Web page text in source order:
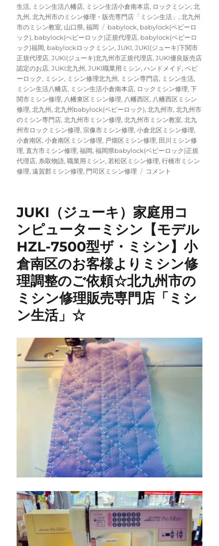
者 日:
ゴ
リ
ー
生活, ミシン生活八幡店, ミシン生活小倉南本店, ロックミシン,北
九州,北九州市のミシン修理・販売専門店「ミシン生活」,北九州
市のミシン教室, 山口県,福岡
タ
グ
babylock, babylock(ベビーロ
ック), babylock(べビーロック)正規代理店, babylock(ベビーロ
ック)福岡, babylockロックミシン,JUKI,JUKI(ジューキ)下関市
正規代理店,JUKI(ジューキ)北九州市正規代理店,JUKI優良販売店
認定のお店,JUKI北九州,JUKI職業用ミシン,ハンドメイド,ベビ
ーロック, ミシン, ミシン修理北九州, ミシン専門店, ミシン生活,
ミシン生活八幡店, ミシン生活小倉南本店, ロックミシン修理,下
関市ミシン修理, 八幡東区ミシン修理, 八幡西区, 八幡西区ミシン
修理,北九州,北九州babylock(ベビーロック),北九州市,北九州市
のミシン専門店,北九州市ミシン修理,北九州市ミシン教室,北九
州市ロックミシン修理,宗像市ミシン修理,小倉北区ミシン修理,
小倉南区,小倉南区ミシン修理, 戸畑区ミシン修理, 田川ミシン修
理, 直方市ミシン修理,福岡,福岡県babylock(ベビーロック)正規
代理店, 糸取物語,職業用ミシン,若松区ミシン修理,行橋市ミシン
修理,遠賀郡ミシン修理, 門司区ミシン修理
【baby
ー
ロ
ク）
×
maffon
特
別
キ
ャ
ン
開
催！
北
九
州
市
の
ミ
シ
ン
修
理
販
売
専
門
店
「ミ
コメント
JUKI（ジューキ）家庭用コ
ンピューターミシン【モデル
HZL-7500型ザ・ミシン】小
倉南区のお客様よりミシン修
理調整のご依頼☆北九州市の
ミシン修理販売専門店「ミシ
ン生活」☆